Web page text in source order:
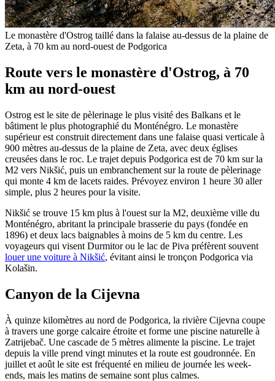
Le monastère d'Ostrog taillé dans la falaise au-dessus de la plaine de
Zeta, à 70 km au nord-ouest de Podgorica
Route vers le monastère d'Ostrog, à 70
km au nord-ouest
Ostrog est le site de pèlerinage le plus visité des Balkans et le
bâtiment le plus photographié du Monténégro. Le monastère
supérieur est construit directement dans une falaise quasi verticale à
900 mètres au-dessus de la plaine de Zeta, avec deux églises
creusées dans le roc. Le trajet depuis Podgorica est de 70 km sur la
M2 vers Nikšić, puis un embranchement sur la route de pèlerinage
qui monte 4 km de lacets raides. Prévoyez environ 1 heure 30 aller
simple, plus 2 heures pour la visite.
Nikšić se trouve 15 km plus à l'ouest sur la M2, deuxième ville du
Monténégro, abritant la principale brasserie du pays (fondée en
1896) et deux lacs baignables à moins de 5 km du centre. Les
voyageurs qui visent Durmitor ou le lac de Piva préfèrent souvent
louer une voiture à Nikšić, évitant ainsi le tronçon Podgorica via
Kolašin.
Canyon de la Cijevna
À quinze kilomètres au nord de Podgorica, la rivière Cijevna coupe
à travers une gorge calcaire étroite et forme une piscine naturelle à
Zatrijebač. Une cascade de 5 mètres alimente la piscine. Le trajet
depuis la ville prend vingt minutes et la route est goudronnée. En
juillet et août le site est fréquenté en milieu de journée les week-
ends, mais les matins de semaine sont plus calmes.